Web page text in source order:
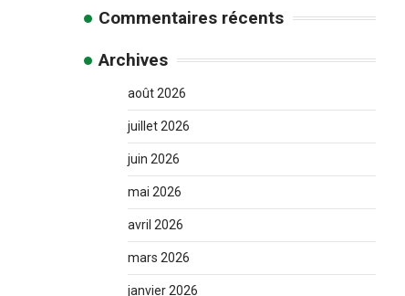
Commentaires récents
Archives
août 2026
juillet 2026
juin 2026
mai 2026
avril 2026
mars 2026
janvier 2026